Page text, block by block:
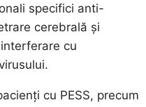
specifici anti-
cerebrală și
cu
cu PESS, precum